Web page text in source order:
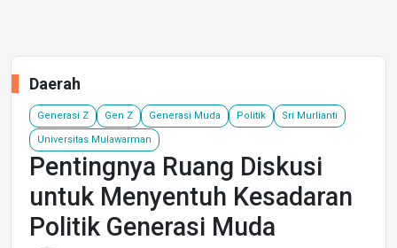
Daerah
Generasi Z Gen Z Generasi Muda Politik Sri Murlianti
Universitas Mulawarman
Pentingnya Ruang Diskusi
untuk Menyentuh Kesadaran
Politik Generasi Muda